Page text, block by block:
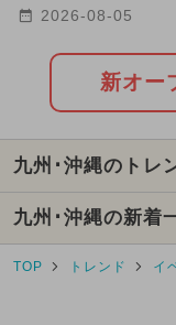
GW(ゴールデ
2025年1月の
2024年8月の
2024年12月の
2026年7月の
ースで子供も大人
2026-08-05
新オー
九州･沖縄のトレ
九州･沖縄の新着
TOP トレンド イ